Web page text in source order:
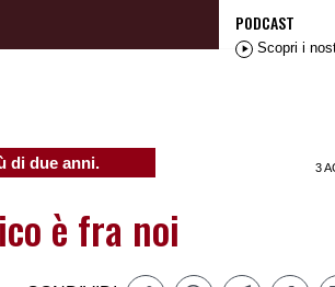
PODCAST
Scopri i
di due anni. 3
è fra noi